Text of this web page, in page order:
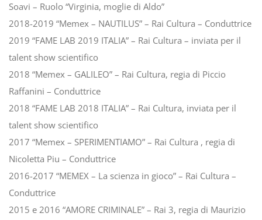
Soavi – Ruolo “Virginia, moglie di Aldo”
2018-2019 “Memex – NAUTILUS” – Rai Cultura – Conduttrice
2019 “FAME LAB 2019 ITALIA” – Rai Cultura – inviata per il
talent show scientifico
2018 “Memex – GALILEO” – Rai Cultura, regia di Piccio
Raffanini – Conduttrice
2018 “FAME LAB 2018 ITALIA” – Rai Cultura, inviata per il
talent show scientifico
2017 “Memex – SPERIMENTIAMO” – Rai Cultura , regia di
Nicoletta Piu – Conduttrice
2016-2017 “MEMEX – La scienza in gioco” – Rai Cultura –
Conduttrice
2015 e 2016 “AMORE CRIMINALE” – Rai 3, regia di Maurizio